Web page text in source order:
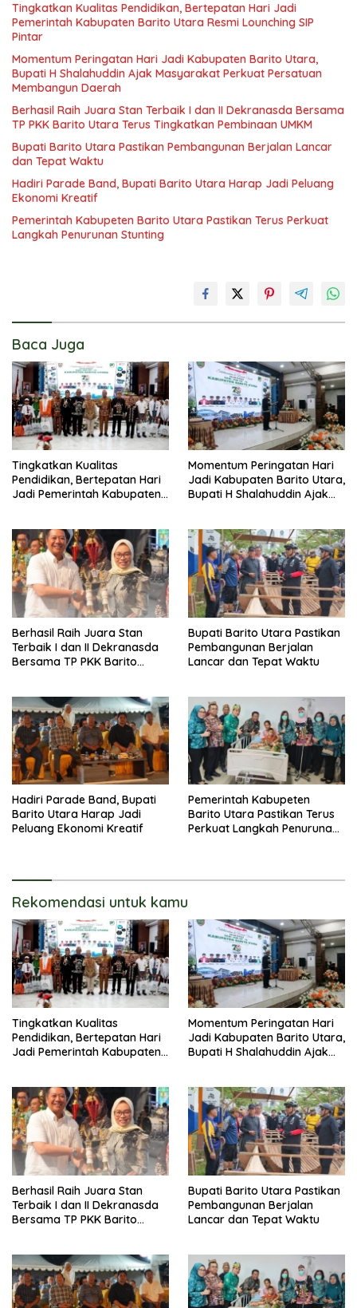
Tingkatkan Kualitas Pendidikan, Bertepatan Hari Jadi
Pemerintah Kabupaten Barito Utara Resmi Lounching SIP
Pintar
Momentum Peringatan Hari Jadi Kabupaten Barito Utara,
Bupati H Shalahuddin Ajak Masyarakat Perkuat Persatuan
Membangun Daerah
Berhasil Raih Juara Stan Terbaik I dan II Dekranasda Bersama
TP PKK Barito Utara Terus Tingkatkan Pembinaan UMKM
Bupati Barito Utara Pastikan Pembangunan Berjalan Lancar
dan Tepat Waktu
Hadiri Parade Band, Bupati Barito Utara Harap Jadi Peluang
Ekonomi Kreatif
Pemerintah Kabupeten Barito Utara Pastikan Terus Perkuat
Langkah Penurunan Stunting
Baca Juga
Tingkatkan Kualitas
Pendidikan, Bertepatan Hari
Jadi Pemerintah Kabupaten
Momentum Peringatan Hari
Jadi Kabupaten Barito Utara,
Bupati H Shalahuddin Ajak
Daerah
Berhasil Raih Juara Stan
Terbaik I dan II Dekranasda
Bersama TP PKK Barito
Bupati Barito Utara Pastikan
Pembangunan Berjalan
Lancar dan Tepat Waktu
Hadiri Parade Band, Bupati
Barito Utara Harap Jadi
Peluang Ekonomi Kreatif
Pemerintah Kabupeten
Barito Utara Pastikan Terus
Perkuat Langkah Penurunan
Rekomendasi untuk kamu
Tingkatkan Kualitas
Pendidikan, Bertepatan Hari
Jadi Pemerintah Kabupaten
Momentum Peringatan Hari
Jadi Kabupaten Barito Utara,
Bupati H Shalahuddin Ajak
Daerah
Berhasil Raih Juara Stan
Terbaik I dan II Dekranasda
Bersama TP PKK Barito
Bupati Barito Utara Pastikan
Pembangunan Berjalan
Lancar dan Tepat Waktu